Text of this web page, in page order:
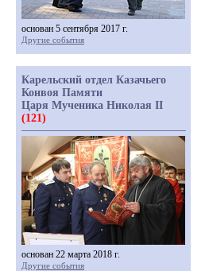
основан 5 сентября 2017 г.
Другие события
Карельский отдел Казачьего
Конвоя Памяти
Царя Мученика Николая II
(121)
основан 22 марта 2018 г.
Другие события